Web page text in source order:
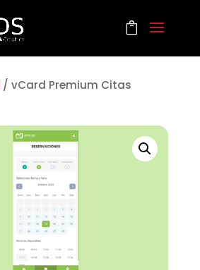
/ vCard Premium Citas